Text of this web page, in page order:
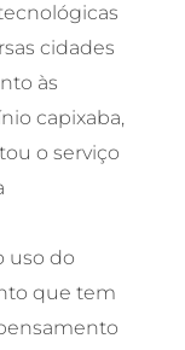
cidades
às
capixaba,
o serviço
uso do
que tem